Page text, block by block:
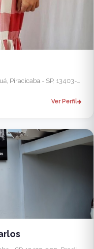
Av. Dona Jane Conceição, 889 - Jaraguá, Piracicaba - SP, 13403-030, Brasil
Ver Perfil